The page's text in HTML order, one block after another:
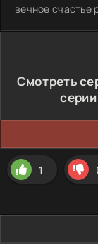
вечное счастье
Смотреть
1